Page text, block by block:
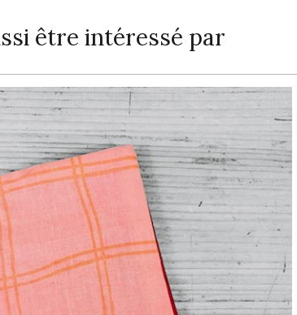
être intéressé par